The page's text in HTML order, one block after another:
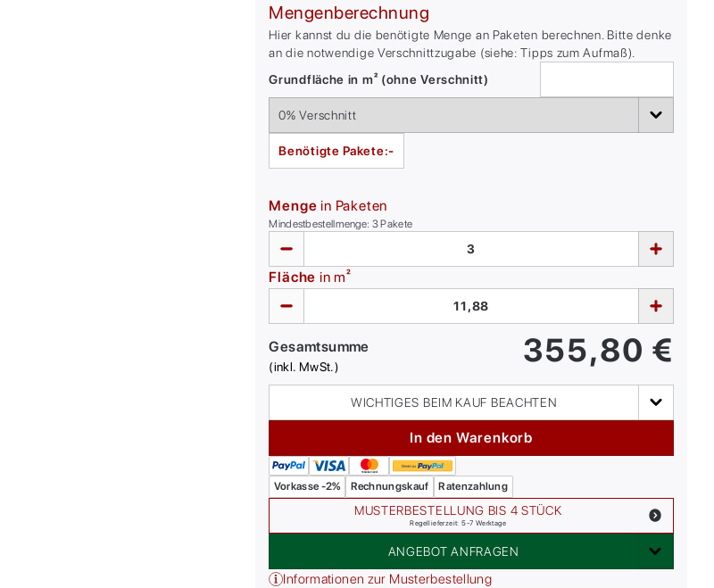
Mengenberechnung
Hier kannst du die benötigte Menge an Paketen berechnen. Bitte denke
an die notwendige Verschnittzugabe (siehe: Tipps zum Aufmaß).
Grundfläche in m² (ohne Verschnitt)
Benötigte Pakete:-
Menge in Paketen
Mindestbestellmenge: 3Pakete
Fläche in m²
Gesamtsumme
(inkl. MwSt.) 355,80 €
WICHTIGES BEIM KAUF BEACHTEN
In den Warenkorb
Vorkasse -2% Rechnungskauf Ratenzahlung
MUSTERBESTELLUNG BIS 4 STÜCK
Regellieferzeit: 5-7 Werktage
ANGEBOT ANFRAGEN
Informationen zur Musterbestellung